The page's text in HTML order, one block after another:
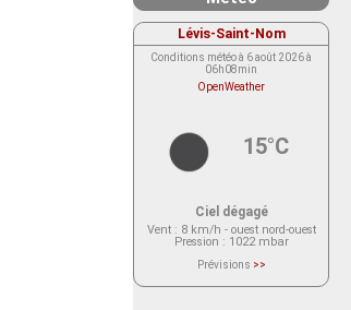
Lévis-Saint-Nom
Conditions météo à 6 août 2026 à
06h08min
OpenWeather
15°C
Ciel dégagé
Vent: 8 km/h - ouest nord-ouest
Pression : 1022 mbar
Prévisions >>
actuellement aucune prévision